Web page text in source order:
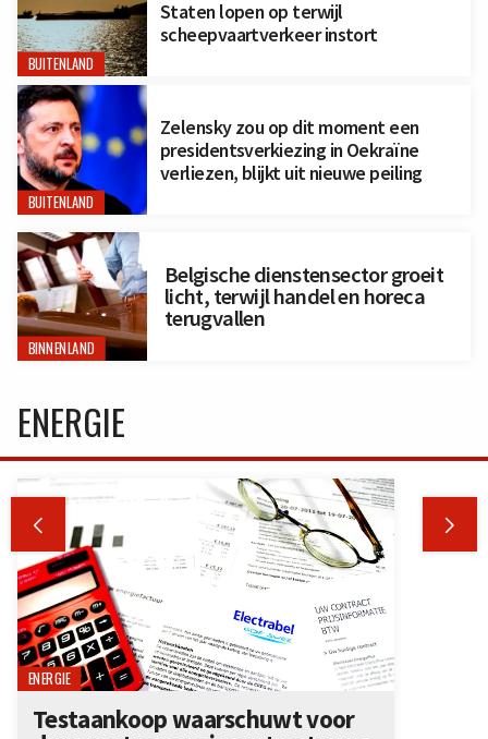
BUITENLAND
Staten lopen op terwijl
scheepvaartverkeer instort
BUITENLAND
Zelensky zou op dit moment een
presidentsverkiezing in Oekraïne
verliezen, blijkt uit nieuwe peiling
BINNENLAND
Belgische dienstensector groeit
licht, terwijl handel en horeca
terugvallen
ENERGIE
 
ENERGIE
Testaankoop waarschuwt voor